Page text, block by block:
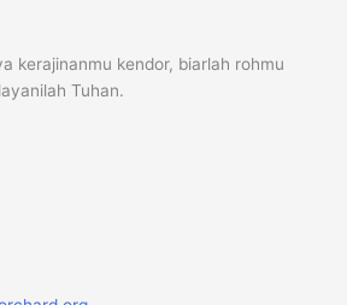
kerajinanmu kendor, biarlah rohmu
Tuhan.